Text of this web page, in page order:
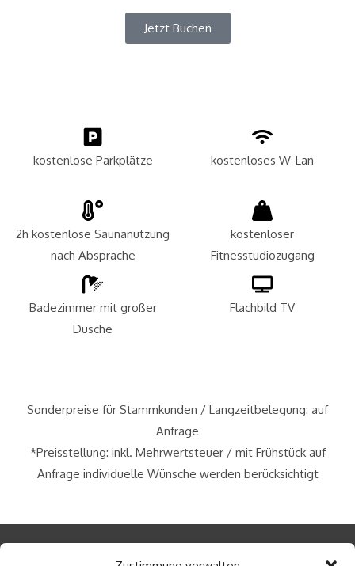
Jetzt Buchen
kostenlose Parkplätze kostenloses W-Lan
2h kostenlose Saunanutzung
nach Absprache​
kostenloser
Fitnesstudiozugang
Badezimmer mit großer
Dusche
Flachbild TV
Sonderpreise für Stammkunden / Langzeitbelegung: auf
Anfrage
*Preisstellung: inkl. Mehrwertsteuer / mit Frühstück auf
Anfrage individuelle Wünsche werden berücksichtigt